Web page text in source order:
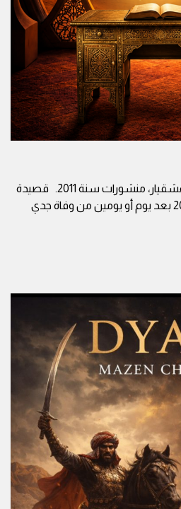
رسالة وداع من ديوان أغاني عشقيار، منشورات سنة 2011. قصيدة
بوجع الوداع، كتبتها سنة 2009 بعد يوم أو يومين من وفاة جدي